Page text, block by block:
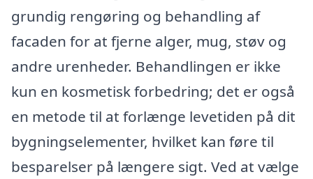
grundig rengøring og behandling af
facaden for at fjerne alger, mug, støv og
andre urenheder. Behandlingen er ikke
kun en kosmetisk forbedring; det er også
en metode til at forlænge levetiden på dit
bygningselementer, hvilket kan føre til
besparelser på længere sigt. Ved at vælge